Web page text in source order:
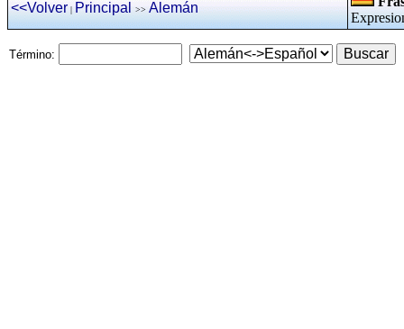
<<Volver | Principal >> Alemán
Término: